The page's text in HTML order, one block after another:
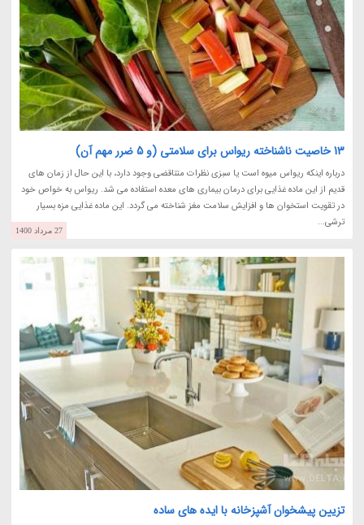
13 خاصیت ناشناخته ریواس برای سلامتی (و 5 ضرر مهم آن)
درباره اینکه ریواس میوه است یا سبزی نظرات متناقضی وجود دارد، با این حال از زمان های
قدیم از این ماده غذایی برای درمان بیماری های معده استفاده می شد. ریواس به خواص خود
در تقویت استخوان ها و افزایش سلامت مغز شناخته می گردد. این ماده غذایی مزه بسیار
ترشی...
27 مرداد 1400
تزیین پیشخوان آشپزخانه با ایده های ساده